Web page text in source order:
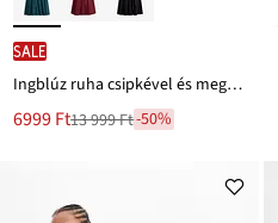
SALE
Ingblúz ruha csipkével és megkötős pánttal
Új
6999 Ft
Leárazva13 999 Ft-50%